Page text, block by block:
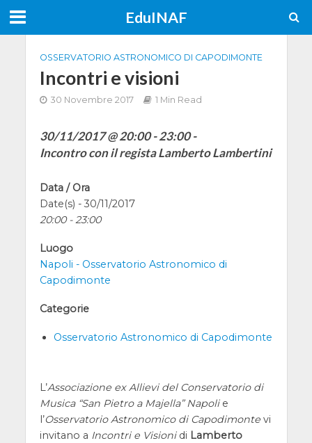
EduINAF
OSSERVATORIO ASTRONOMICO DI CAPODIMONTE
Incontri e visioni
30 Novembre 2017 1 Min Read
30/11/2017 @ 20:00 - 23:00 -
Incontro con il regista Lamberto Lambertini
Data / Ora
Date(s) - 30/11/2017
20:00 - 23:00
Luogo
Napoli - Osservatorio Astronomico di
Capodimonte
Categorie
Osservatorio Astronomico di Capodimonte
L’Associazione ex Allievi del Conservatorio di
Musica “San Pietro a Majella” Napolie
l’Osservatorio Astronomico di Capodimontevi
invitano a Incontri e Visionidi Lamberto